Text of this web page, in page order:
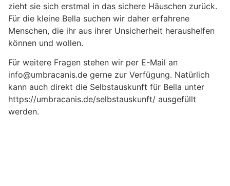
zieht sie sich erstmal in das sichere Häuschen zurück.
Für die kleine Bella suchen wir daher erfahrene
Menschen, die ihr aus ihrer Unsicherheit heraushelfen
können und wollen.
Für weitere Fragen stehen wir per E-Mail an
info@umbracanis.de gerne zur Verfügung. Natürlich
kann auch direkt die Selbstauskunft für Bella unter
https://umbracanis.de/selbstauskunft/ ausgefüllt
werden.